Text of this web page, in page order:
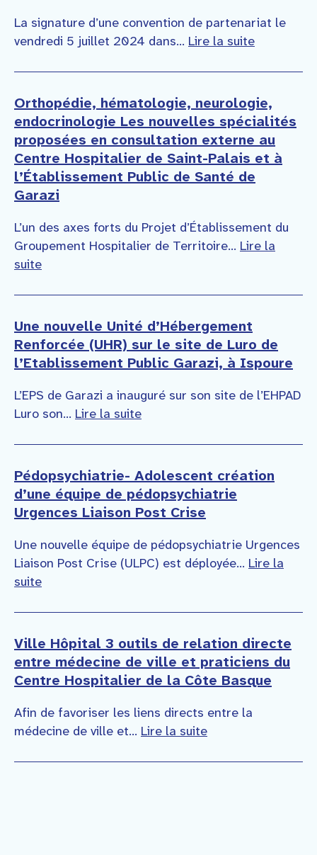
La signature d’une convention de partenariat le
vendredi 5 juillet 2024 dans... Lire la suite
Orthopédie, hématologie, neurologie,
endocrinologie Les nouvelles spécialités
proposées en consultation externe au
Centre Hospitalier de Saint-Palais et à
l’Établissement Public de Santé de
Garazi
L’un des axes forts du Projet d’Établissement du
Groupement Hospitalier de Territoire... Lire la
suite
Une nouvelle Unité d’Hébergement
Renforcée (UHR) sur le site de Luro de
l’Etablissement Public Garazi, à Ispoure
L’EPS de Garazi a inauguré sur son site de l’EHPAD
Luro son... Lire la suite
Pédopsychiatrie- Adolescent création
d’une équipe de pédopsychiatrie
Urgences Liaison Post Crise
Une nouvelle équipe de pédopsychiatrie Urgences
Liaison Post Crise (ULPC) est déployée... Lire la
suite
Ville Hôpital 3 outils de relation directe
entre médecine de ville et praticiens du
Centre Hospitalier de la Côte Basque
Afin de favoriser les liens directs entre la
médecine de ville et... Lire la suite